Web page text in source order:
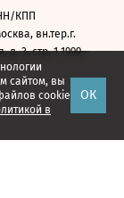
сайтом, вы
cookie
в
ОК
КПП
вн.тер.г.
3, стр. 1 1999—